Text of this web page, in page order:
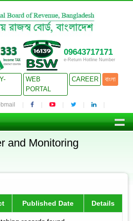
09643717171
e-Return Hotline Number
WEB
PORTAL
CAREER বাংলা
and Monitoring
Published Date Details